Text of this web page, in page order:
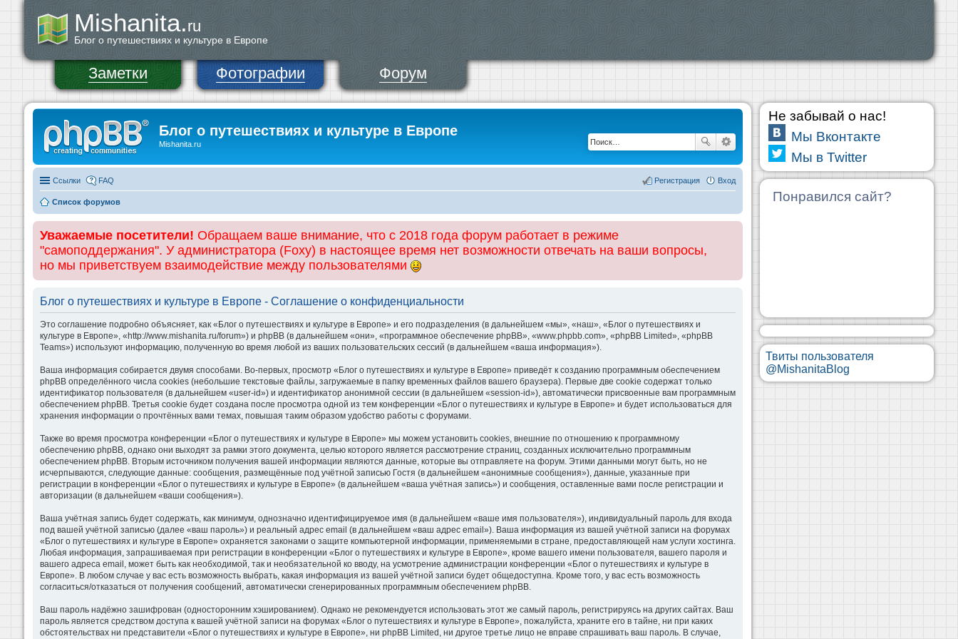
Mishanita.ru
Блог о путешествиях и культуре в Европе
Заметки Фотографии Форум
Блог о путешествиях и культуре в Европе
Mishanita.ru
Ссылки FAQ Вход
Регистрация
Список форумов
Уважаемые посетители! Обращаем ваше внимание, что с 2018 года форум работает в режиме
"самоподдержания". У администратора (Foxy) в настоящее время нет возможности отвечать на ваши вопросы,
но мы приветствуем взаимодействие между пользователями
Блог о путешествиях и культуре в Европе - Соглашение о конфиденциальности
Это соглашение подробно объясняет, как «Блог о путешествиях и культуре в Европе» и его подразделения (в дальнейшем «мы», «наш», «Блог о путешествиях и
культуре в Европе», «http://www.mishanita.ru/forum») и phpBB (в дальнейшем «они», «программное обеспечение phpBB», «www.phpbb.com», «phpBB Limited», «phpBB
Teams») используют информацию, полученную во время любой из ваших пользовательских сессий (в дальнейшем «ваша информация»).
Ваша информация собирается двумя способами. Во-первых, просмотр «Блог о путешествиях и культуре в Европе» приведёт к созданию программным обеспечением
phpBB определённого числа cookies (небольшие текстовые файлы, загружаемые в папку временных файлов вашего браузера). Первые две cookie содержат только
идентификатор пользователя (в дальнейшем «user-id») и идентификатор анонимной сессии (в дальнейшем «session-id»), автоматически присвоенные вам программным
обеспечением phpBB. Третья cookie будет создана после просмотра одной из тем конференции «Блог о путешествиях и культуре в Европе» и будет использоваться для
хранения информации о прочтённых вами темах, повышая таким образом удобство работы с форумами.
Также во время просмотра конференции «Блог о путешествиях и культуре в Европе» мы можем установить cookies, внешние по отношению к программному
обеспечению phpBB, однако они выходят за рамки этого документа, целью которого является рассмотрение страниц, созданных исключительно программным
обеспечением phpBB. Вторым источником получения вашей информации являются данные, которые вы отправляете на форум. Этими данными могут быть, но не
исчерпываются, следующие данные: сообщения, размещённые под учётной записью Гостя (в дальнейшем «анонимные сообщения»), данные, указанные при
регистрации в конференции «Блог о путешествиях и культуре в Европе» (в дальнейшем «ваша учётная запись») и сообщения, оставленные вами после регистрации и
авторизации (в дальнейшем «ваши сообщения»).
Ваша учётная запись будет содержать, как минимум, однозначно идентифицируемое имя (в дальнейшем «ваше имя пользователя»), индивидуальный пароль для входа
под вашей учётной записью (далее «ваш пароль») и реальный адрес email (в дальнейшем «ваш адрес email»). Ваша информация из вашей учётной записи на форумах
«Блог о путешествиях и культуре в Европе» охраняется законами о защите компьютерной информации, применяемыми в стране, предоставляющей нам услуги хостинга.
Любая информация, запрашиваемая при регистрации в конференции «Блог о путешествиях и культуре в Европе», кроме вашего имени пользователя, вашего пароля и
вашего адреса email, может быть как необходимой, так и необязательной ко вводу, на усмотрение администрации конференции «Блог о путешествиях и культуре в
Европе». В любом случае у вас есть возможность выбрать, какая информация из вашей учётной записи будет общедоступна. Кроме того, у вас есть возможность
согласиться/отказаться от получения сообщений, автоматически сгенерированных программным обеспечением phpBB.
Ваш пароль надёжно зашифрован (односторонним хэшированием). Однако не рекомендуется использовать этот же самый пароль, регистрируясь на других сайтах. Ваш
пароль является средством доступа к вашей учётной записи на форумах «Блог о путешествиях и культуре в Европе», пожалуйста, храните его в тайне, ни при каких
обстоятельствах ни представители «Блог о путешествиях и культуре в Европе», ни phpBB Limited, ни другое третье лицо не вправе спрашивать ваш пароль. В случае,
Не забывай о нас!
Мы Вконтакте
Мы в Twitter
Понравился сайт?
Твиты пользователя
@MishanitaBlog